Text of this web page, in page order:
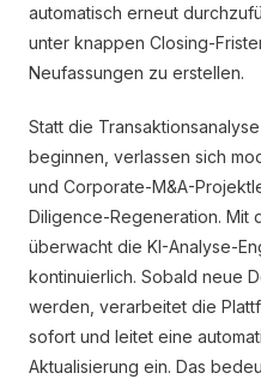
automatisch erneut
unter knappen Closing-
Neufassungen zu erstellen.
Statt die
beginnen, verlassen sich
und Corporate-M&A-
Diligence-Regeneration. Mit
überwacht die KI-Analyse-
kontinuierlich. Sobald neue
werden, verarbeitet die
sofort und leitet eine
Aktualisierung ein. Das